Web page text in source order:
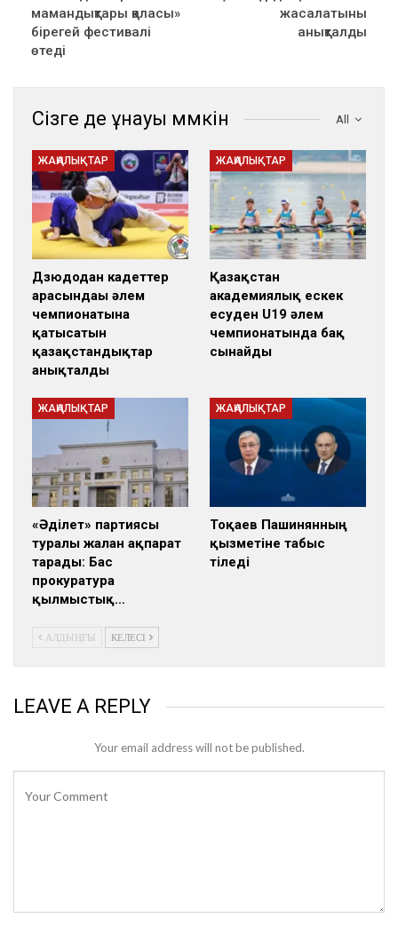
мамандықтары қаласы»
бірегей фестивалі
өтеді
жасалатыны
анықталды
All
Сізге де ұнауы мүмкін
ЖАҢАЛЫҚТАР
Дзюдодан кадеттер
арасындағы әлем
чемпионатына
қатысатын
қазақстандықтар
анықталды
ЖАҢАЛЫҚТАР
Қазақстан
академиялық ескек
есуден U19 әлем
чемпионатында бақ
сынайды
ЖАҢАЛЫҚТАР
«Әділет» партиясы
туралы жалған ақпарат
тарады: Бас
прокуратура
қылмыстық…
ЖАҢАЛЫҚТАР
Тоқаев Пашинянның
қызметіне табыс
тіледі
АЛДЫҢҒЫ КЕЛЕСІ
LEAVE A REPLY
Your email address will not be published.